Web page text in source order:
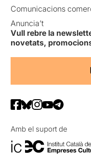
Comunicacions
Anuncia’t
Vull rebre la
novetats,
Amb el suport de